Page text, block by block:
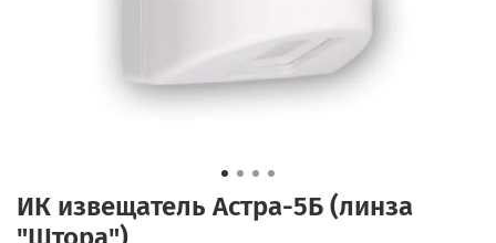
ИК извещатель Астра-5Б (линза